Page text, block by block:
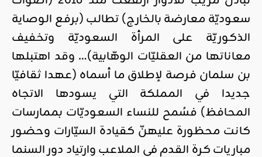
سعوديّة معارضة بالخارج) تطالب (برفع الوصاية
الذكوريّة على المرأة السعوديّة وتخفيف
معاناتها من العقليّات الوهّابية)… وقد اهتبلها
بن سلمان فرصة لإطلاق ما أسماه (عهدا ثقافيّا
جديدا في المملكة التي يسودها الاتجاه
المحافظ) فسُمح للنساء السعوديّات بممارسات
كانت محظورة عليهنّ كقيادة السيّارات وحضور
مباريات كرة القدم في الملاعب وارتياد دور السنما